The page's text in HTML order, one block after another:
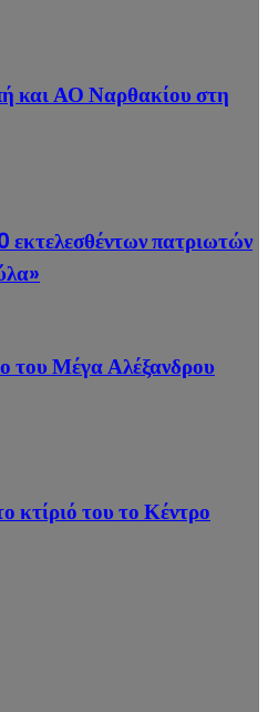
και ΑΟ Ναρθακίου στη
πατριωτών
του Μέγα Αλέξανδρου
κτίριό του το Κέντρο